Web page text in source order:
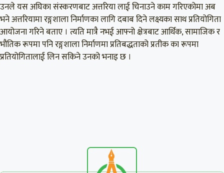
उनले यस अघिका संस्करणबाट अत्तरिया लाई चिनाउने काम गरिएकोमा अब
भने अत्तरियामा रङ्गशाला निर्माणका लागि दबाब दिने लक्ष्यका साथ प्रतियोगिता
आयोजना गरिने बताए । त्यति मात्रै नभई आफ्नो क्षेत्रबाट आर्थिक, सामाजिक र
भौतिक रूपमा पनि रङ्गशाला निर्माणमा प्रतिबद्धताको प्रतीक का रूपमा
प्रतियोगितालाई लिन सकिने उनको भनाइ छ ।